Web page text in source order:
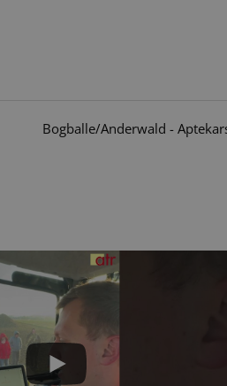
Bogballe/Anderwald -